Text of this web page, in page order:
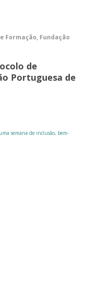
Formação, Fundação
de
Portuguesa de